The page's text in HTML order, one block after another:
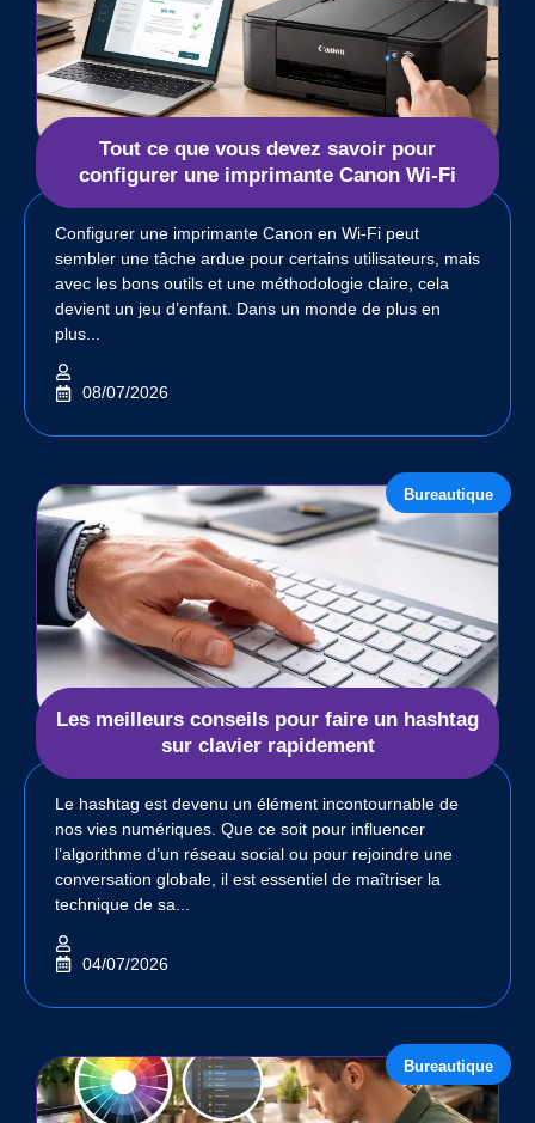
Tout ce que vous devez savoir pour
configurer une imprimante Canon Wi-Fi
Configurer une imprimante Canon en Wi-Fi peut
sembler une tâche ardue pour certains utilisateurs, mais
avec les bons outils et une méthodologie claire, cela
devient un jeu d’enfant. Dans un monde de plus en
plus...
08/07/2026
Bureautique
Les meilleurs conseils pour faire un hashtag
sur clavier rapidement
Le hashtag est devenu un élément incontournable de
nos vies numériques. Que ce soit pour influencer
l’algorithme d’un réseau social ou pour rejoindre une
conversation globale, il est essentiel de maîtriser la
technique de sa...
04/07/2026
Bureautique